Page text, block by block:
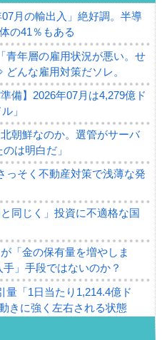
月の輸出入」絶好調。半導
の41％もある
青年層の雇用状況が悪い。せ
んな雇用対策だソレ。
準備】2026年07月は4,279億ド
」
朝鮮なのか。選管がサーバ
は明白だ」
っそく不動産対策で浅薄な発
同じく」投資に不適格な国
が「金の保有量を増やしま
」手段ではないのか？
量「1日当たり1,214.4億ド
きに強く左右される状態